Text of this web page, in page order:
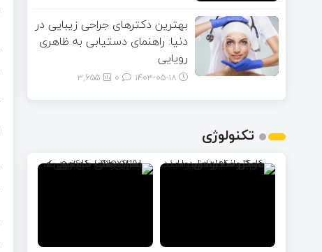
بهترین دکترهای جراحی زیبایی در
دنیا: راهنمای دستیابی به ظاهری
رویایی
۱۴۰۳-۰۵-۱۸ 3,655
تکنولوژی